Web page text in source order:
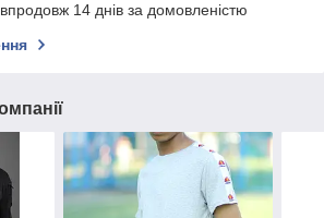
14 днів за домовленістю